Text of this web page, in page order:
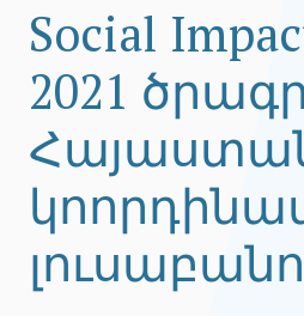
Social
2021